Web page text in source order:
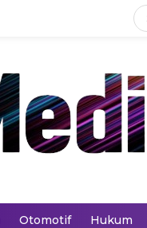
Otomotif Hukum